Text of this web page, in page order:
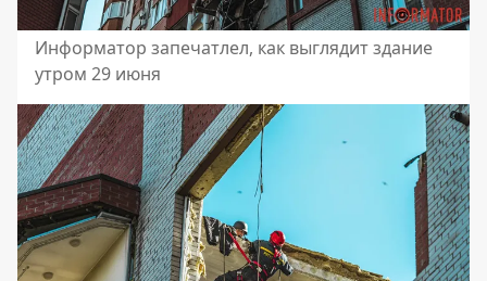
Информатор запечатлел, как выглядит здание
утром 29 июня